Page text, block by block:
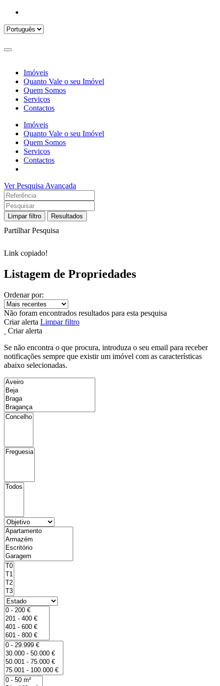
Imóveis
Quanto Vale o seu Imóvel
Quem Somos
Serviços
Contactos
Imóveis
Quanto Vale o seu Imóvel
Quem Somos
Serviços
Contactos
Ver Pesquisa Avançada
Limpar filtro Resultados
Partilhar Pesquisa
Link copiado!
Listagem de Propriedades
Ordenar por:
Não foram encontrados resultados para esta pesquisa
Criar alerta Limpar filtro
Criar alerta
Se não encontra o que procura, introduza o seu email para receber
notificações sempre que existir um imóvel com as características
abaixo selecionadas.